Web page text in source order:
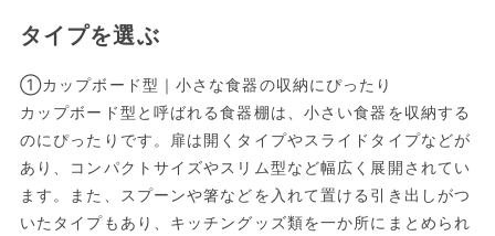
タイプを選ぶ
①カップボード型｜小さな食器の収納にぴったり
カップボード型と呼ばれる食器棚は、小さい食器を収納する
のにぴったりです。扉は開くタイプやスライドタイプなどが
あり、コンパクトサイズやスリム型など幅広く展開されてい
ます。また、スプーンや箸などを入れて置ける引き出しがつ
いたタイプもあり、キッチングッズ類を一か所にまとめられ